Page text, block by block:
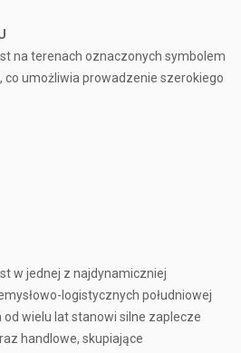
na terenach oznaczonych symbolem
co umożliwia prowadzenie szerokiego
w jednej z najdynamiczniej
logistycznych południowej
od wielu lat stanowi silne zaplecze
handlowe, skupiające